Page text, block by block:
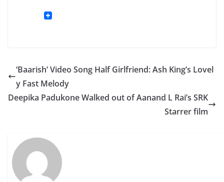
‘Baarish’ Video Song Half Girlfriend: Ash King’s Lovel
y Fast Melody
Deepika Padukone Walked out of Aanand L Rai’s SRK
Starrer film